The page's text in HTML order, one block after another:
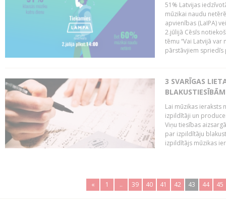
51% Latvijas
mūzikai naudu
apvienības (LaIPA)
2.jūlijā Cēsīs
tēmu “Vai Latvijā
pārstāvjiem spriedīs
3 SVARĪGAS
BLAKUSTIESĪBĀM
Lai mūzikas ieraksts
izpildītāji un
Viņu tiesības
par izpildītāju
izpildītājs mūzikas
« 1 .. 39 40 41 42 43 44 45